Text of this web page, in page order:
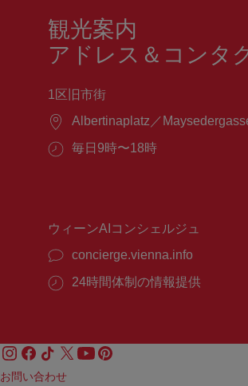
観光案内
アドレス＆コンタ
1区旧市街
場
Albertinaplatz／
営
毎日9時〜18時
ウィーンAIコンシェルジュ
concierge.vienna.info
24時間体制の情報提供
お問い合わせ